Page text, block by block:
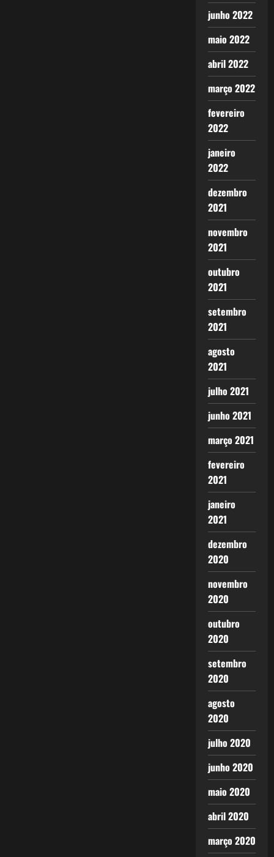
junho 2022
maio 2022
abril 2022
março 2022
fevereiro
2022
janeiro
2022
dezembro
2021
novembro
2021
outubro
2021
setembro
2021
agosto
2021
julho 2021
junho 2021
março 2021
fevereiro
2021
janeiro
2021
dezembro
2020
novembro
2020
outubro
2020
setembro
2020
agosto
2020
julho 2020
junho 2020
maio 2020
abril 2020
março 2020